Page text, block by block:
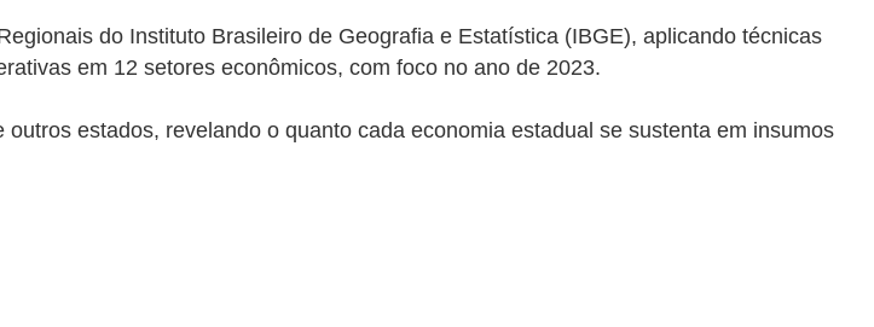
do Instituto Brasileiro de Geografia e Estatística (IBGE), aplicando técnicas
em 12 setores econômicos, com foco no ano de 2023.
estados, revelando o quanto cada economia estadual se sustenta em insumos